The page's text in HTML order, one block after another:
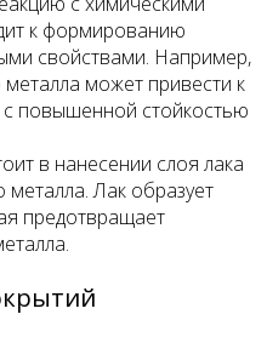
к формированию
свойствами. Например,
может привести к
повышенной стойкостью
в нанесении слоя лака
Лак образует
предотвращает